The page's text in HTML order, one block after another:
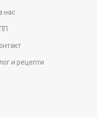
нас
и рецепти